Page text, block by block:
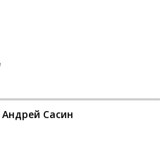
Андрей Сасин